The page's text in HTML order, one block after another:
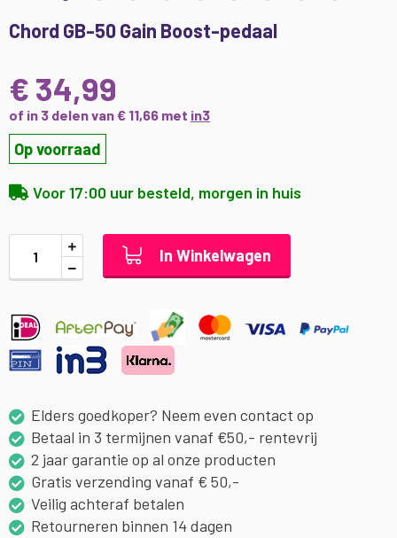
Chord GB-50 Gain Boost-pedaal
€ 34,99
of in 3 delen van € 11,66 met in3
Op voorraad
Voor 17:00 uur besteld, morgen in huis
In Winkelwagen
Elders goedkoper? Neem even contact op
Betaal in 3 termijnen vanaf €50,- rentevrij
2 jaar garantie op al onze producten
Gratis verzending vanaf € 50,-
Veilig achteraf betalen
Retourneren binnen 14 dagen
naar
begin
van
de
afbeeldingen-
gallerij